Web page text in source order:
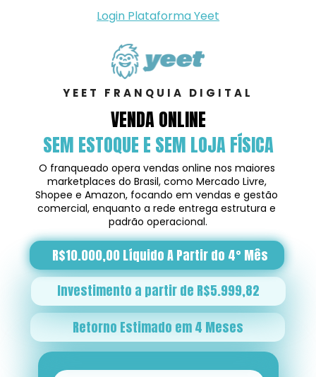
Login Plataforma Yeet
YEET FRANQUIA DIGITAL
VENDA ONLINE
SEM ESTOQUE E SEM LOJA FÍSICA
O franqueado opera vendas online nos maiores
marketplaces do Brasil, como Mercado Livre,
Shopee e Amazon, focando em vendas e gestão
comercial, enquanto a rede entrega estrutura e
padrão operacional.
R$10.000,00 Líquido A Partir do 4° Mês
Retorno Estimado em 4 Meses
Investimento a partir de R$5.999,82